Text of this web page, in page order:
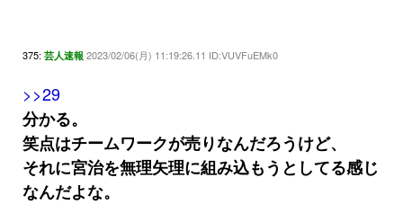
375: 芸人速報 2023/02/06(月) 11:19:26.11 ID:VUVFuEMk0
>>29
分かる。
笑点はチームワークが売りなんだろうけど、
それに宮治を無理矢理に組み込もうとしてる感じ
なんだよな。